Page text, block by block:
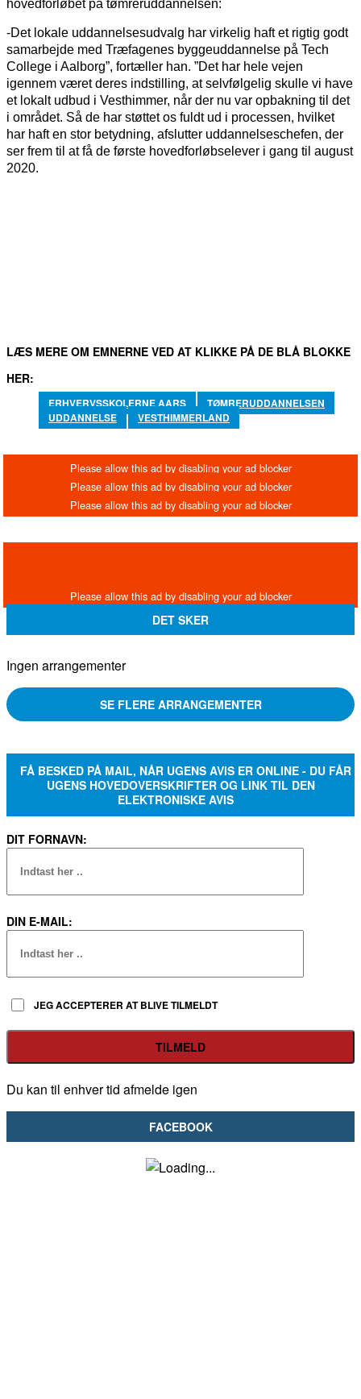
hovedforløbet på tømreruddannelsen:
-Det lokale uddannelsesudvalg har virkelig haft et rigtig godt
samarbejde med Træfagenes byggeuddannelse på Tech
College i Aalborg”, fortæller han. ”Det har hele vejen
igennem været deres indstilling, at selvfølgelig skulle vi have
et lokalt udbud i Vesthimmer, når der nu var opbakning til det
i området. Så de har støttet os fuldt ud i processen, hvilket
har haft en stor betydning, afslutter uddannelseschefen, der
ser frem til at få de første hovedforløbselever i gang til august
2020.
LÆS MERE OM EMNERNE VED AT KLIKKE PÅ DE BLÅ BLOKKE
HER:
ERHVERVSSKOLERNE AARS
TØMRERUDDANNELSEN
UDDANNELSE
VESTHIMMERLAND
DET SKER
Ingen arrangementer
SE FLERE ARRANGEMENTER
FÅ BESKED PÅ MAIL, NÅR UGENS AVIS ER ONLINE - DU FÅR
UGENS HOVEDOVERSKRIFTER OG LINK TIL DEN
ELEKTRONISKE AVIS
DIT FORNAVN:
DIN E-MAIL:
JEG ACCEPTERER AT BLIVE TILMELDT
Du kan til enhver tid afmelde igen
FACEBOOK